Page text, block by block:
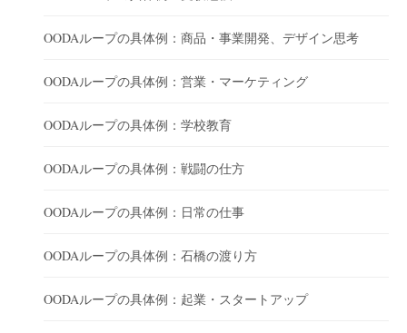
OODAループの具体例：商品・事業開発、デザイン思考
OODAループの具体例：営業・マーケティング
OODAループの具体例：学校教育
OODAループの具体例：戦闘の仕方
OODAループの具体例：日常の仕事
OODAループの具体例：石橋の渡り方
OODAループの具体例：起業・スタートアップ